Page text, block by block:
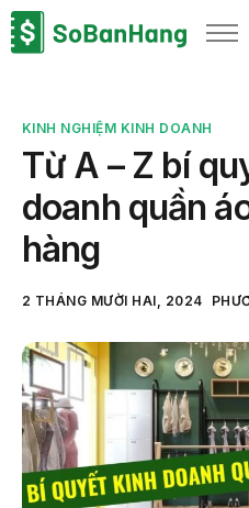
Sản phẩm
Bảng giá
Blog
Thông tin thuế
Về chúng tôi
KINH NGHIỆM KINH DOANH
Từ A – Z bí
doanh quần
hàng
2 THÁNG MƯỜI HAI, 2024